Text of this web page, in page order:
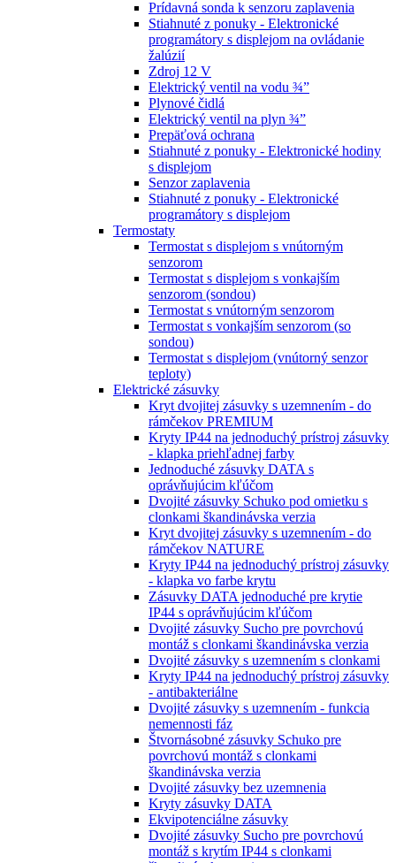
Prídavná sonda k senzoru zaplavenia
Stiahnuté z ponuky - Elektronické
programátory s displejom na ovládanie
žalúzií
Zdroj 12 V
Elektrický ventil na vodu ¾”
Plynové čidlá
Elektrický ventil na plyn ¾”
Prepäťová ochrana
Stiahnuté z ponuky - Elektronické hodiny
s displejom
Senzor zaplavenia
Stiahnuté z ponuky - Elektronické
programátory s displejom
Termostaty
Termostat s displejom s vnútorným
senzorom
Termostat s displejom s vonkajším
senzorom (sondou)
Termostat s vnútorným senzorom
Termostat s vonkajším senzorom (so
sondou)
Termostat s displejom (vnútorný senzor
teploty)
Elektrické zásuvky
Kryt dvojitej zásuvky s uzemnením - do
rámčekov PREMIUM
Kryty IP44 na jednoduchý prístroj zásuvky
- klapka priehľadnej farby
Jednoduché zásuvky DATA s
oprávňujúcim kľúčom
Dvojité zásuvky Schuko pod omietku s
clonkami škandinávska verzia
Kryt dvojitej zásuvky s uzemnením - do
rámčekov NATURE
Kryty IP44 na jednoduchý prístroj zásuvky
- klapka vo farbe krytu
Zásuvky DATA jednoduché pre krytie
IP44 s oprávňujúcim kľúčom
Dvojité zásuvky Sucho pre povrchovú
montáž s clonkami škandinávska verzia
Dvojité zásuvky s uzemnením s clonkami
Kryty IP44 na jednoduchý prístroj zásuvky
- antibakteriálne
Dvojité zásuvky s uzemnením - funkcia
nemennosti fáz
Štvornásobné zásuvky Schuko pre
povrchovú montáž s clonkami
škandinávska verzia
Dvojité zásuvky bez uzemnenia
Kryty zásuvky DATA
Ekvipotenciálne zásuvky
Dvojité zásuvky Sucho pre povrchovú
montáž s krytím IP44 s clonkami